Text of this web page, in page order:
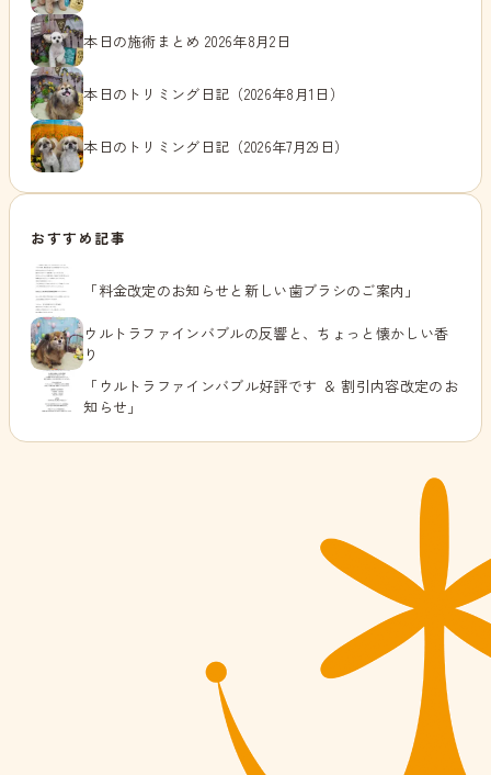
本日の施術まとめ 2026年8月2日
本日のトリミング日記（2026年8月1日）
本日のトリミング日記（2026年7月29日）
おすすめ記事
「料金改定のお知らせと新しい歯ブラシのご案内」
ウルトラファインバブルの反響と、ちょっと懐かしい香
り
「ウルトラファインバブル好評です ＆ 割引内容改定のお
知らせ」